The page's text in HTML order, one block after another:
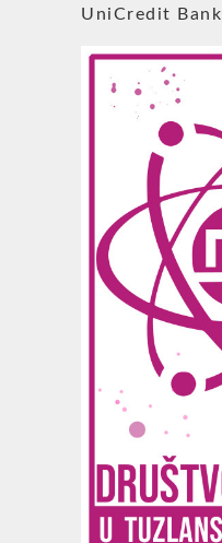
UniCredit Bank